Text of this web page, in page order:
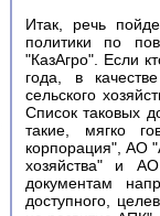
Итак, речь
политики по
"КазАгро". Если
года, в
сельского
Список таковых
такие, мягко
корпорация", АО
хозяйства" и
документам
доступного,